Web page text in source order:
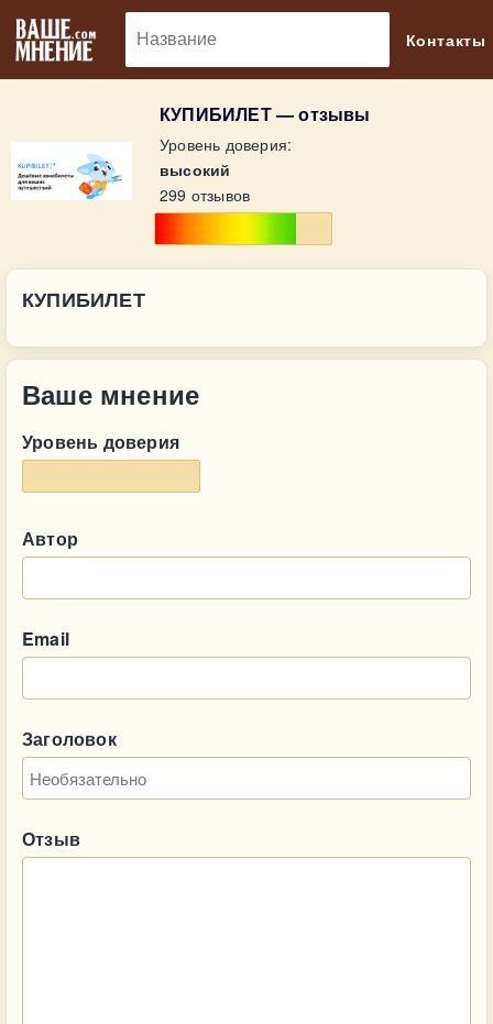
Контакты
КУПИБИЛЕТ — отзывы
Уровень доверия:
высокий
299 отзывов
КУПИБИЛЕТ
Ваше мнение
Уровень доверия
Автор
Email
Заголовок
Отзыв